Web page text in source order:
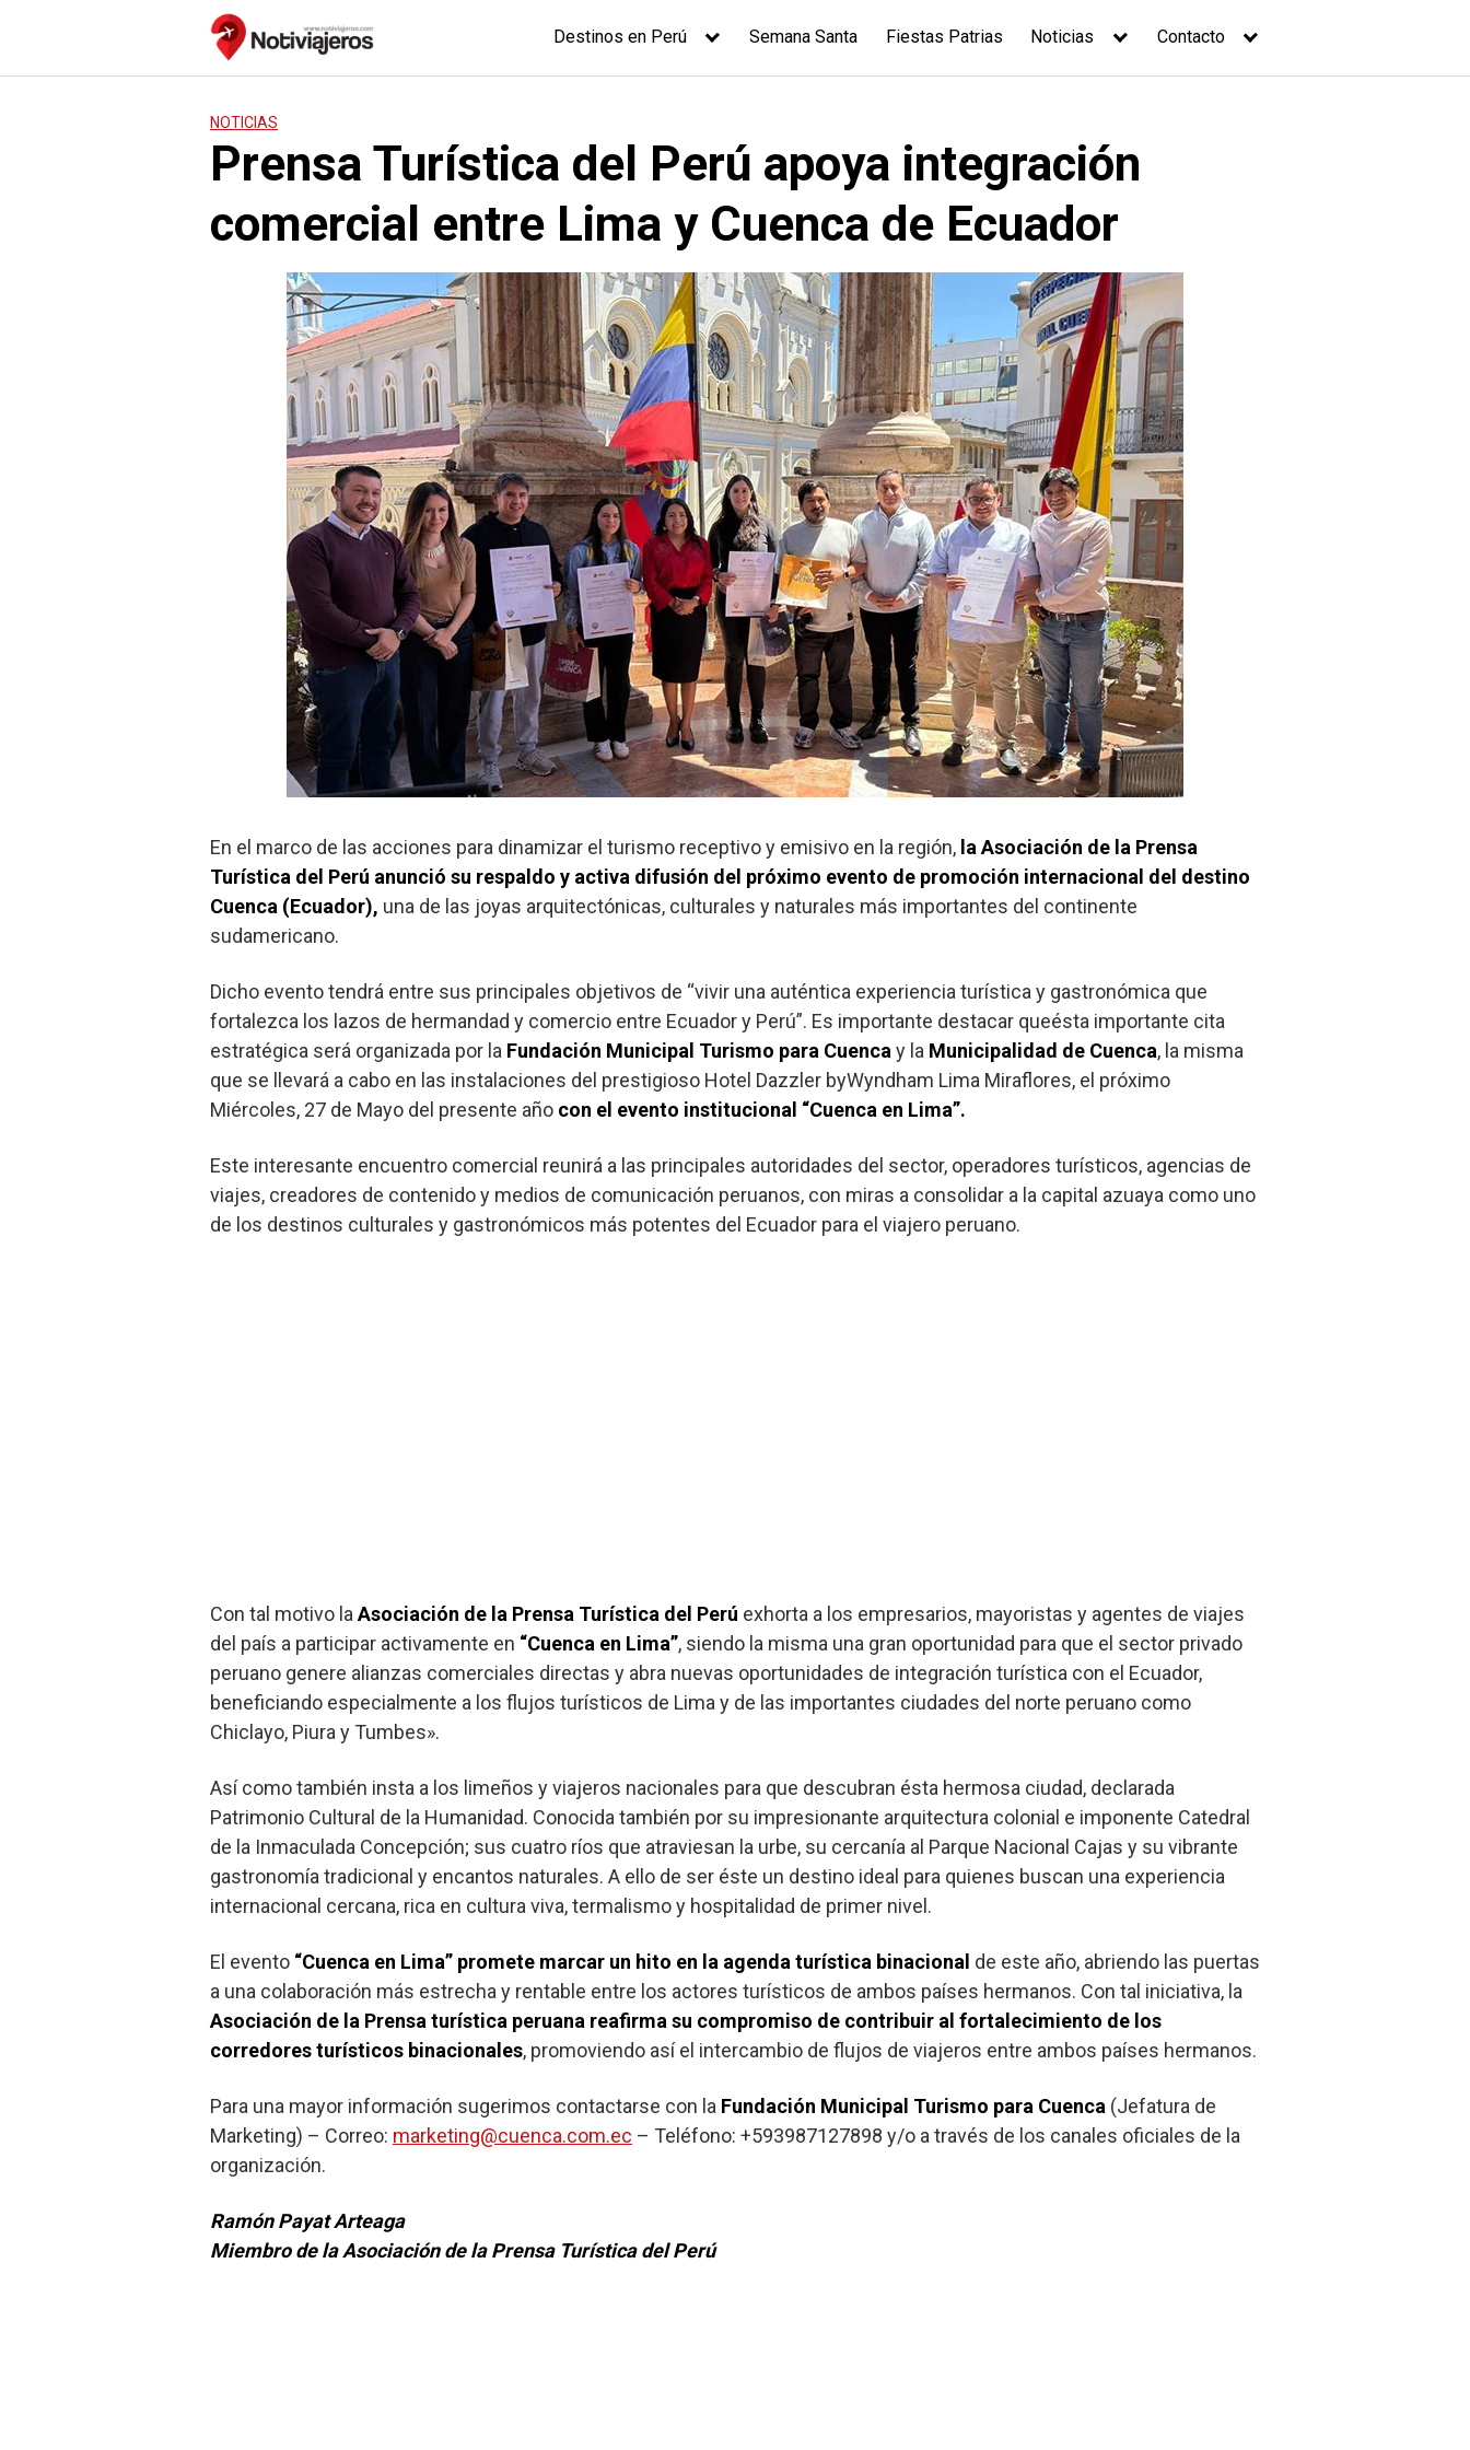
Destinos en Perú Semana Santa Fiestas Patrias Noticias Contacto
NOTICIAS
Prensa Turística del Perú apoya integración
comercial entre Lima y Cuenca de Ecuador
En el marco de las acciones para dinamizar el turismo receptivo y emisivo en la región, la Asociación de la Prensa
Turística del Perú anunció su respaldo y activa difusión del próximo evento de promoción internacional del destino
Cuenca (Ecuador), una de las joyas arquitectónicas, culturales y naturales más importantes del continente
sudamericano.
Dicho evento tendrá entre sus principales objetivos de “vivir una auténtica experiencia turística y gastronómica que
fortalezca los lazos de hermandad y comercio entre Ecuador y Perú”. Es importante destacar queésta importante cita
estratégica será organizada por la Fundación Municipal Turismo para Cuenca y la Municipalidad de Cuenca, la misma
que se llevará a cabo en las instalaciones del prestigioso Hotel Dazzler byWyndham Lima Miraflores, el próximo
Miércoles, 27 de Mayo del presente año con el evento institucional “Cuenca en Lima”.
Este interesante encuentro comercial reunirá a las principales autoridades del sector, operadores turísticos, agencias de
viajes, creadores de contenido y medios de comunicación peruanos, con miras a consolidar a la capital azuaya como uno
de los destinos culturales y gastronómicos más potentes del Ecuador para el viajero peruano.
Con tal motivo la Asociación de la Prensa Turística del Perú exhorta a los empresarios, mayoristas y agentes de viajes
del país a participar activamente en “Cuenca en Lima”, siendo la misma una gran oportunidad para que el sector privado
peruano genere alianzas comerciales directas y abra nuevas oportunidades de integración turística con el Ecuador,
beneficiando especialmente a los flujos turísticos de Lima y de las importantes ciudades del norte peruano como
Chiclayo, Piura y Tumbes».
Así como también insta a los limeños y viajeros nacionales para que descubran ésta hermosa ciudad, declarada
Patrimonio Cultural de la Humanidad. Conocida también por su impresionante arquitectura colonial e imponente Catedral
de la Inmaculada Concepción; sus cuatro ríos que atraviesan la urbe, su cercanía al Parque Nacional Cajas y su vibrante
gastronomía tradicional y encantos naturales. A ello de ser éste un destino ideal para quienes buscan una experiencia
internacional cercana, rica en cultura viva, termalismo y hospitalidad de primer nivel.
El evento “Cuenca en Lima” promete marcar un hito en la agenda turística binacional de este año, abriendo las puertas
a una colaboración más estrecha y rentable entre los actores turísticos de ambos países hermanos. Con tal iniciativa, la
Asociación de la Prensa turística peruana reafirma su compromiso de contribuir al fortalecimiento de los
corredores turísticos binacionales, promoviendo así el intercambio de flujos de viajeros entre ambos países hermanos.
Para una mayor información sugerimos contactarse con la Fundación Municipal Turismo para Cuenca (Jefatura de
Marketing) – Correo: marketing@cuenca.com.ec – Teléfono: +593987127898 y/o a través de los canales oficiales de la
organización.
Ramón Payat Arteaga
Miembro de la Asociación de la Prensa Turística del Perú